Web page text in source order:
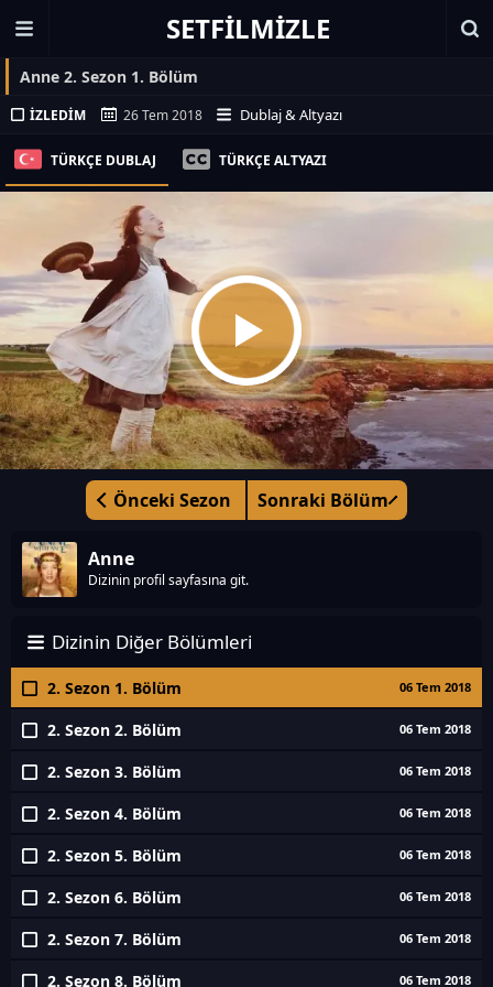
SETFILMIZLE
Anne 2. Sezon 1. Bölüm
İZLEDIM 26 Tem 2018 Dublaj & Altyazı
TÜRKÇE DUBLAJ TÜRKÇE ALTYAZI
Önceki Sezon Sonraki Bölüm
Anne
Dizinin profil sayfasına git.
Dizinin Diğer Bölümleri
2. Sezon 1. Bölüm 06 Tem 2018
2. Sezon 2. Bölüm 06 Tem 2018
2. Sezon 3. Bölüm 06 Tem 2018
2. Sezon 4. Bölüm 06 Tem 2018
2. Sezon 5. Bölüm 06 Tem 2018
2. Sezon 6. Bölüm 06 Tem 2018
2. Sezon 7. Bölüm 06 Tem 2018
2. Sezon 8. Bölüm 06 Tem 2018